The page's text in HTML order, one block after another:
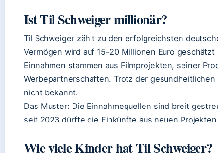
Ist Til Schweiger millionär?
Til Schweiger zählt zu den erfolgreichsten
Vermögen wird auf 15–20 Millionen Euro
Einnahmen stammen aus Filmprojekten, seiner
Werbepartnerschaften. Trotz der
nicht bekannt.
Das Muster: Die Einnahmequellen sind breit
seit 2023 dürfte die Einkünfte aus neuen
Wie viele Kinder hat Til Schweiger?